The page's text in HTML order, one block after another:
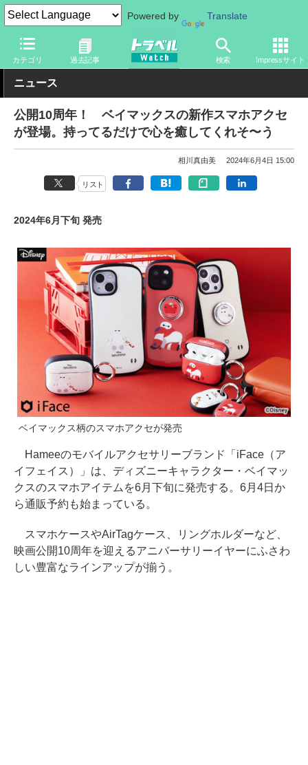
Powered by Translate
カテゴリ 過去記事 検索 Impressサイト
トラベル Watch 旅の情報 観光地 ディズニーリゾート
ニュース
公開10周年！ ベイマックスの新作スマホアクセ
が登場。持ってるだけで心を癒してくれそ〜う
相川真由美 2024年6月4日 15:00
リスト
2024年6月下旬 発売
ベイマックス柄のスマホアクセが発売
Hameeのモバイルアクセサリーブランド「iFace（ア
イフェイス）」は、ディズニーキャラクター・ベイマッ
クスのスマホアイテムを6月下旬に発売する。6月4日か
ら通販予約も始まっている。
スマホケースやAirTagケース、リングホルダーなど、
映画公開10周年を迎えるアニバーサリーイヤーにふさわ
しい豊富なラインアップが揃う。